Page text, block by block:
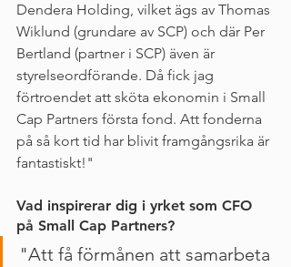
Dendera Holding, vilket ägs av Thomas
Wiklund (grundare av SCP) och där Per
Bertland (partner i SCP) även är
styrelseordförande. Då fick jag
förtroendet att sköta ekonomin i Small
Cap Partners första fond. Att fonderna
på så kort tid har blivit framgångsrika är
fantastiskt!"
Vad inspirerar dig i yrket som CFO
på Small Cap Partners?
"Att få förmånen att samarbeta